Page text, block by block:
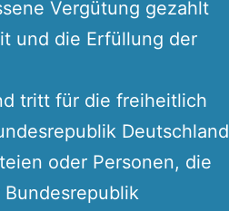
Vergütung gezahlt
und die Erfüllung der
tritt für die freiheitlich
Deutschland
oder Personen, die